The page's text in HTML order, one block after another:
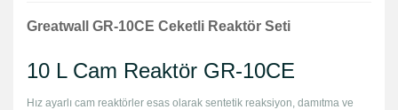
Greatwall GR-10CE Ceketli Reaktör Seti
10 L Cam Reaktör GR-10CE
Hız ayarlı cam reaktörler esas olarak sentetik reaksiyon, damıtma ve